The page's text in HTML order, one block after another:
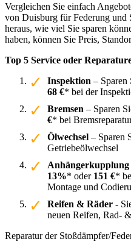
Vergleichen Sie einfach
von Duisburg für Federung und
heraus, wie viel Sie sparen
haben, können Sie Preis,
Top 5 Service oder
Inspektion – Sparen
68 €* bei der
Bremsen – Sparen
€* bei
Ölwechsel – Sparen
Getriebeölwechsel
Anhängerkupplung
13%* oder 151 €*
Montage und
Reifen & Räder -
neuen Reifen, Rad-
Reparatur der Stoßdämpfer/